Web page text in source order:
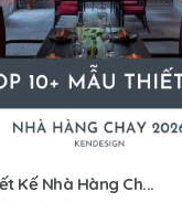
Kế Nhà Hàng Ch...